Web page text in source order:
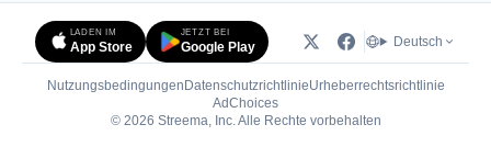
LADEN IM
App Store
JETZT BEI
Google Play Deutsch
Nutzungsbedingungen DatenschutzrichtlinieUrheberrechtsrichtlinie
AdChoices(öffnet in neuem Tab)
© 2026 Streema, Inc. Alle Rechte vorbehalten